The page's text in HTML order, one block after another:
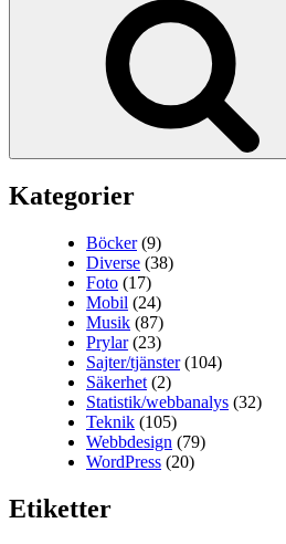
Kategorier
Böcker(9)
Diverse (38)
Foto (17)
Mobil (24)
Musik (87)
Prylar(23)
Sajter/tjänster(104)
Säkerhet (2)
Statistik/webbanalys (32)
Teknik (105)
Webbdesign (79)
WordPress (20)
Etiketter